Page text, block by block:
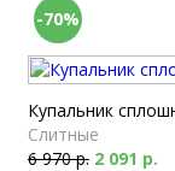
-70%
Купальник
Слитные
6 970 р. 2 091 р.